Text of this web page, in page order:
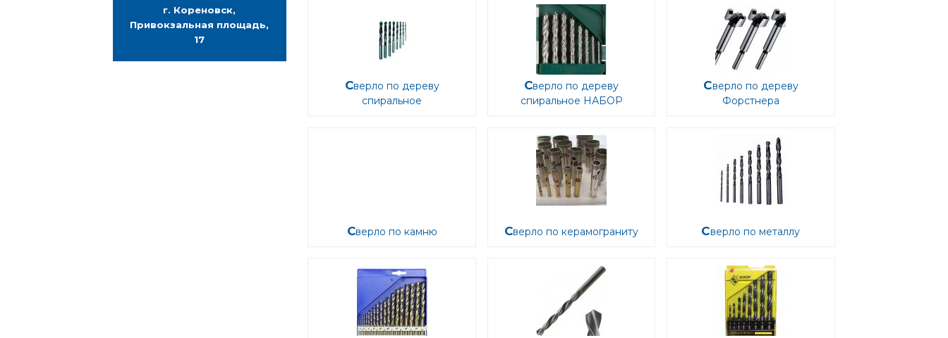
Сверло по дереву
спиральное
Сверло по дереву
спиральное НАБОР
Сверло по дереву
Форстнера
Сверло по камню Сверло по керамограниту Сверло по металлу
г. Кореновск,
Привокзальная площадь,
17